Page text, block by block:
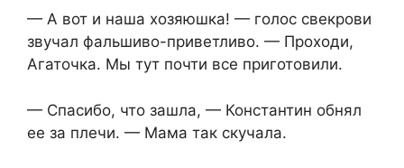
— А вот и наша хозяюшка! — голос свекрови
звучал фальшиво-приветливо. — Проходи,
Агаточка. Мы тут почти все приготовили.
— Спасибо, что зашла, — Константин обнял
ее за плечи. — Мама так скучала.